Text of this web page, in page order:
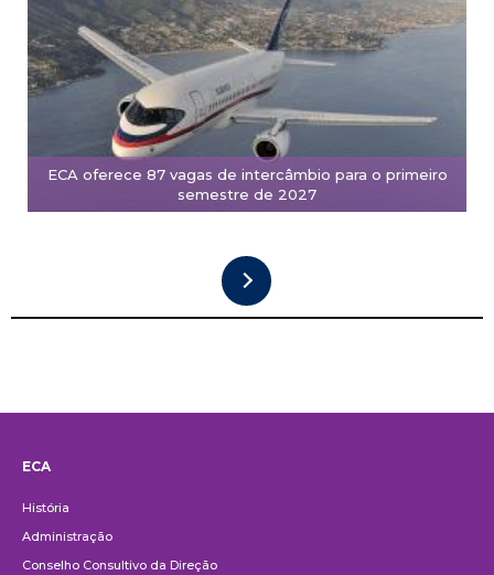
ECA oferece 87 vagas de intercâmbio para o primeiro
semestre de 2027
ECA
História
Administração
Conselho Consultivo da Direção